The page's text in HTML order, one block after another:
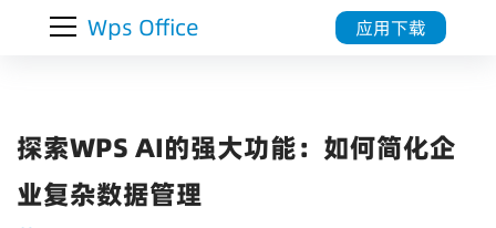
Wps Office 应用下载
探索WPS AI的强大功能：如何简化企
业复杂数据管理